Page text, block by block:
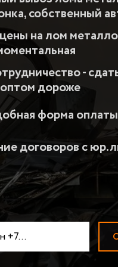
ПРИЕМ ВОЛЬФРАМА
ПРИЕМ НИКЕЛЯ
ТВЕРДОСПЛАВЫ ВК-ТК
ПРИЕМ МОЛИБДЕНА
ПРИЕМ ЦИРКОНИЯ
БЫСТРОРЕЗЫ
ПРИЕМ СУРЬМЫ
собственный
на лом
-
дороже
форма оплаты
договоров с